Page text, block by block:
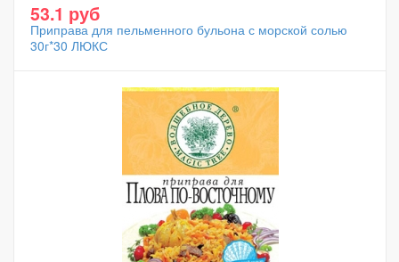
53.1 руб
Приправа для пельменного бульона с морской солью
30г*30 ЛЮКС